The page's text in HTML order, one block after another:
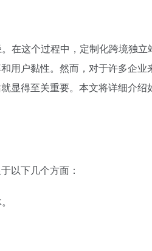
在这个过程中，定制化跨境独立
用户黏性。然而，对于许多企业
显得至关重要。本文将详细介绍
以下几个方面：